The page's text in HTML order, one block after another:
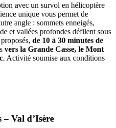
avec un survol en hélicoptère
unique vous permet de
angle : sommets enneigés,
et vallées profondes défilent sous
de 10 à 30 minutes de
vers la Grande Casse, le Mont
. Activité soumise aux conditions
Val d’Isère